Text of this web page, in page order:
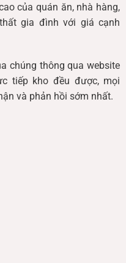
của quán ăn, nhà hàng,
gia đình với giá cạnh
chúng thông qua website
tiếp kho đều được, mọi
và phản hồi sớm nhất.